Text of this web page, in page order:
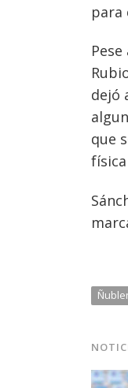
para
dejó
que